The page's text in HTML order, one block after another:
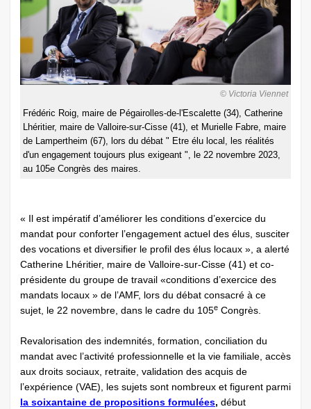
© Victoria Viennet
Frédéric Roig, maire de Pégairolles-de-l'Escalette (34), Catherine
Lhéritier, maire de Valloire-sur-Cisse (41), et Murielle Fabre, maire
de Lampertheim (67), lors du débat " Etre élu local, les réalités
d'un engagement toujours plus exigeant ", le 22 novembre 2023,
au 105e Congrès des maires.
« Il est impératif d’améliorer les conditions d’exercice du
mandat pour conforter l’engagement actuel des élus, susciter
des vocations et diversifier le profil des élus locaux », a alerté
Catherine Lhéritier, maire de Valloire-sur-Cisse (41) et co-
présidente du groupe de travail «conditions d’exercice des
mandats locaux » de l’AMF, lors du débat consacré à ce
sujet, le 22 novembre, dans le cadre du 105e Congrès.
Revalorisation des indemnités, formation, conciliation du
mandat avec l’activité professionnelle et la vie familiale, accès
aux droits sociaux, retraite, validation des acquis de
l’expérience (VAE), les sujets sont nombreux et figurent parmi
la soixantaine de propositions formulées, début